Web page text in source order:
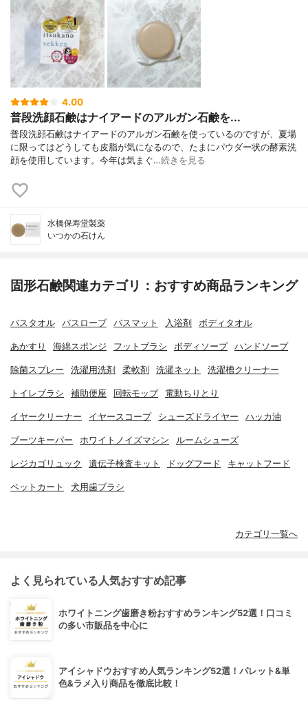
4.00
普段洗顔石鹸はナイアードのアルガン石鹸を...
普段洗顔石鹸はナイアードのアルガン石鹸を使っているのですが、夏場
に限ってはどうしても皮脂が気になるので、たまにパウダー状の酵素洗
顔を使用しています。今年は気まぐ…続きを見る
水橋保寿堂製薬
いつかの石けん
固形石鹸関連カテゴリ：おすすめ商品ランキング
バスタオル バスローブ バスマット 入浴剤 ボディタオル
あかすり 海綿スポンジ フットブラシ ボディソープ ハンドソープ
除菌スプレー 洗濯用洗剤 柔軟剤 洗濯ネット 洗濯槽クリーナー
トイレブラシ 補助便座 回転モップ 電動ちりとり
イヤークリーナー イヤースコープ シューズドライヤー ハッカ油
ブーツキーパー ホワイトノイズマシン ルームシューズ
レジカゴリュック 遺伝子検査キット ドッグフード キャットフード
ペットカート 犬用歯ブラシ
カテゴリ一覧へ
よく見られている人気おすすめ記事
ホワイトニング歯磨き粉おすすめランキング52選！口コミ
の多い市販品を中心に
アイシャドウおすすめ人気ランキング52選！パレット&単
色&ラメ入り商品を徹底比較！